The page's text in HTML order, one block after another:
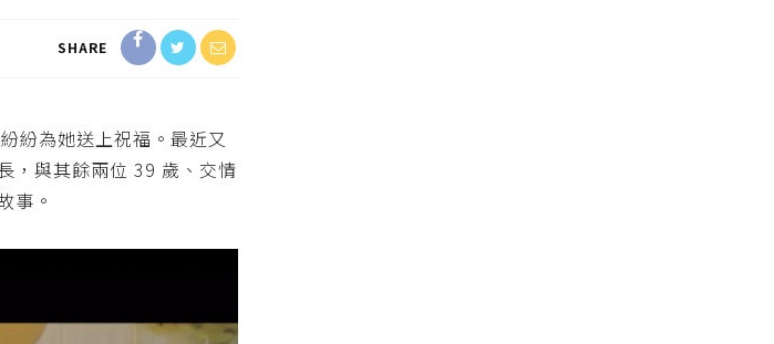
SHARE
紛為她送上祝福。最近又
，與其餘兩位 39 歲、 交情
事。